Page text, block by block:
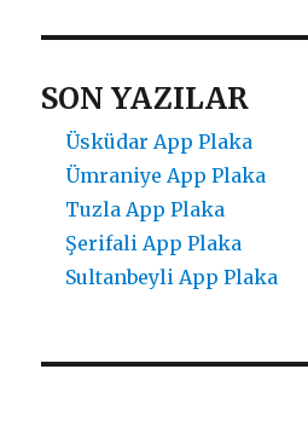
SON YAZILAR
Üsküdar App Plaka
Ümraniye App Plaka
Tuzla App Plaka
Şerifali App Plaka
Sultanbeyli App Plaka